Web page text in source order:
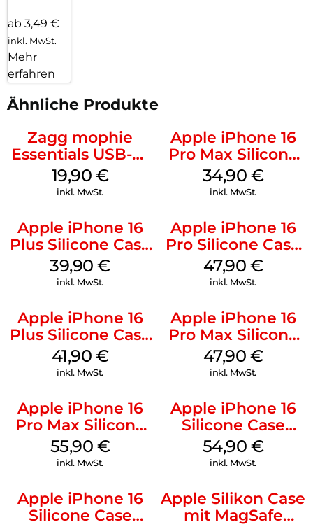
ab 3,49 €
inkl. MwSt.
Mehr
erfahren
Ähnliche Produkte
Zagg mophie
Essentials USB-C-
20W Charger PD
Weiß
19,90 €
inkl. MwSt.
Apple iPhone 16
Pro Max Silicone
Case MagSafe
Denim
34,90 €
inkl. MwSt.
Apple iPhone 16
Plus Silicone Case
MagSafe Plum
39,90€
inkl. MwSt.
Apple iPhone 16
Pro Silicone Case
MagSafe Denim
47,90 €
inkl. MwSt.
Apple iPhone 16
Plus Silicone Case
MagSafe Stone
Gray
41,90 €
inkl. MwSt.
Apple iPhone 16
Pro Max Silicone
Case MagSafe
Black
47,90 €
inkl. MwSt.
Apple iPhone 16
Pro Max Silicone
Case MagSafe
Stone Gray
55,90 €
inkl. MwSt.
Apple iPhone 16
Silicone Case
MagSafe Black
54,90 €
inkl. MwSt.
Apple iPhone 16
Silicone Case
Apple Silikon Case
mit MagSafe